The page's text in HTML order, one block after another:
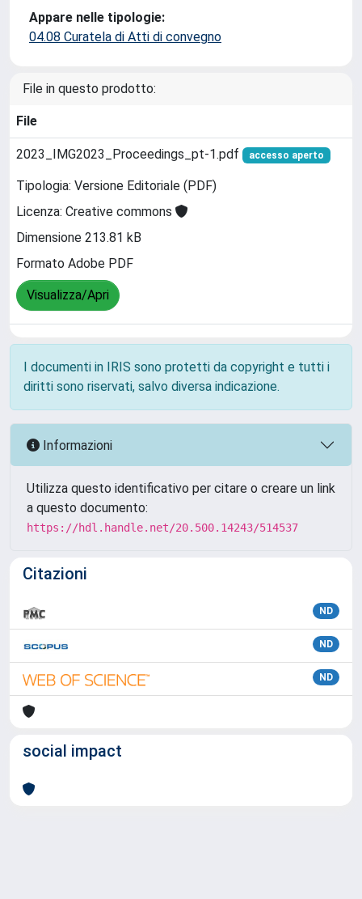
Appare nelle tipologie:
04.08 Curatela di Atti di convegno
File in questo prodotto:
File
2023_IMG2023_Proceedings_pt-1.pdf accesso aperto
Tipologia: Versione Editoriale (PDF)
Licenza: Creative commons
Dimensione 213.81 kB
Formato Adobe PDF
Visualizza/Apri
I documenti in IRIS sono protetti da copyright e tutti i
diritti sono riservati, salvo diversa indicazione.
Informazioni
Utilizza questo identificativo per citare o creare un link
a questo documento:
https://hdl.handle.net/20.500.14243/514537
Citazioni
ND
ND
ND
social impact